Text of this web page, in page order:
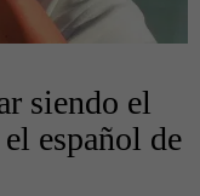
siendo el
español de